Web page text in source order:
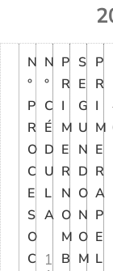
N
°
P
R
O
C
E
S
O
C
N
°
C
É
D
U
L
A
1
P
R
I
M
E
R
N
O
M
B
S
E
G
U
N
D
O
N
O
M
P
R
I
M
E
R
A
P
E
L